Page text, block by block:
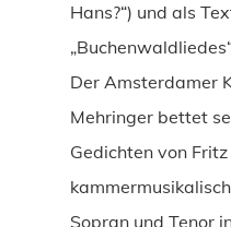
Hans?“) und als
Der Amsterdamer
Mehringer bettet
Gedichten von
Sopran und Tenor